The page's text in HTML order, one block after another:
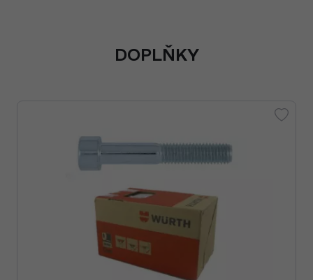
DOPLŇKY